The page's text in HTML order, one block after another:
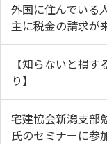
外国に住んでいる
主に税金の請求が
【知らないと損
り】
宅建協会新潟支
氏のセミナーに参